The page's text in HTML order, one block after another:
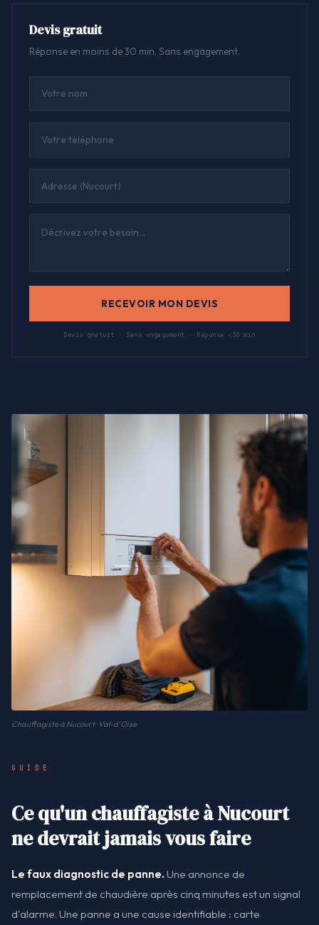
Devis gratuit
Réponse en moins de 30 min. Sans engagement.
RECEVOIR MON DEVIS
Devis gratuit · Sans engagement · Réponse <30 min
Chauffagiste à Nucourt · Val-d'Oise
GUIDE
Ce qu'un chauffagiste à Nucourt
ne devrait jamais vous faire
Le faux diagnostic de panne. Une annonce de
remplacement de chaudière après cinq minutes est un signal
d'alarme. Une panne a une cause identifiable : carte